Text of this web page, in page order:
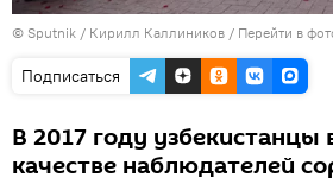
© Sputnik / Кирилл Каллиников / Перейти в
Подписаться
В 2017 году узбекистанцы
качестве наблюдателей